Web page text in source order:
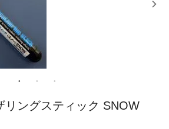
リングスティック SNOW